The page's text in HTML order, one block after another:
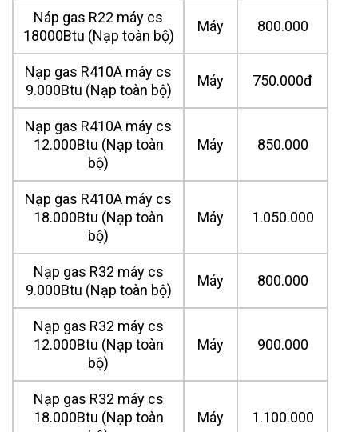
Náp gas R22 máy cs
18000Btu (Nạp toàn bộ)
Máy 800.000
Nạp gas R410A máy cs
9.000Btu (Nạp toàn bộ)
Máy 750.000đ
Nạp gas R410A máy cs
12.000Btu (Nạp toàn
bộ)
Máy 850.000
Nạp gas R410A máy cs
18.000Btu (Nạp toàn
bộ)
Máy 1.050.000
Nạp gas R32 máy cs
9.000Btu (Nạp toàn bộ)
Máy 800.000
Nạp gas R32 máy cs
12.000Btu (Nạp toàn
bộ)
Máy 900.000
Nạp gas R32 máy cs
18.000Btu (Nạp toàn
Máy 1.100.000